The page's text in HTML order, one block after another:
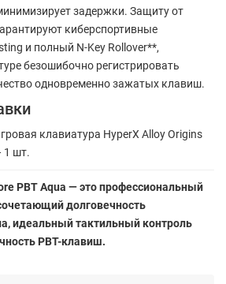
задержки. Защиту от
киберспортивные
и полный N-Key Rollover**,
безошибочно регистрировать
одновременно зажатых клавиш.
клавиатура HyperX Alloy Origins
1 шт.
PBT Aqua — это профессиональный
долговечность
идеальный тактильный контроль
PBT-клавиш.